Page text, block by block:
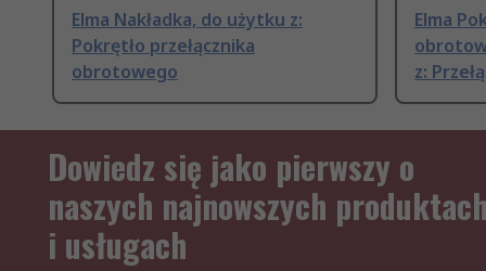
Elma Nakładka, do użytku z:
Pokrętło przełącznika
obrotowego
Elma
z:
Dowiedz się jako pierwszy o
naszych najnowszych produktach
i usługach